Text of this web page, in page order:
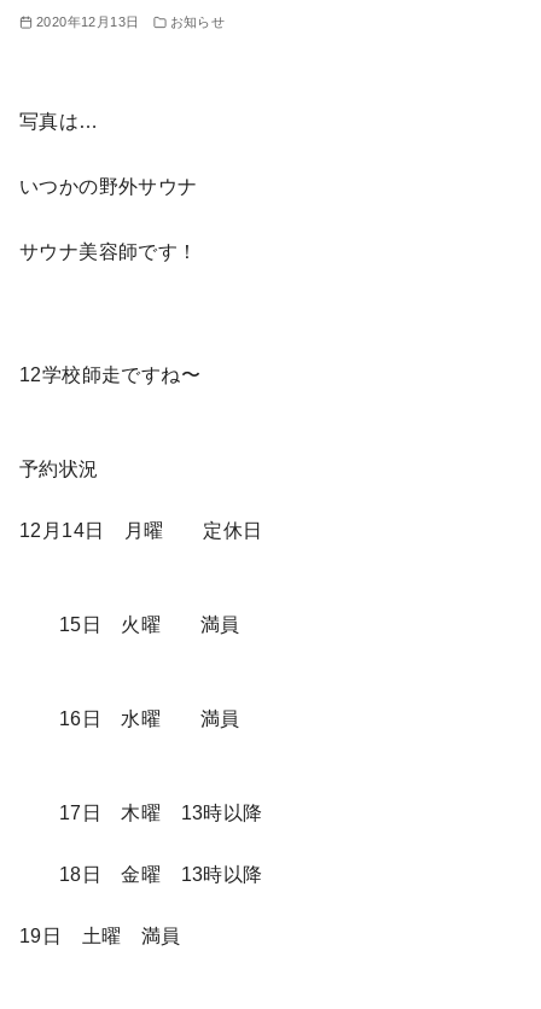
2020年12月13日 お知らせ
写真は…
いつかの野外サウナ
サウナ美容師です！
12学校師走ですね〜
予約状況
12月14日 月曜 定休日
15日 火曜 満員
16日 水曜 満員
17日 木曜 13時以降
18日 金曜 13時以降
19日 土曜 満員